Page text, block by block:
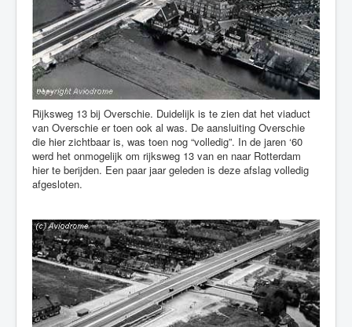
Rijksweg 13 bij Overschie. Duidelijk is te zien dat het viaduct
van Overschie er toen ook al was. De aansluiting Overschie
die hier zichtbaar is, was toen nog “volledig”. In de jaren ‘60
werd het onmogelijk om rijksweg 13 van en naar Rotterdam
hier te berijden. Een paar jaar geleden is deze afslag volledig
afgesloten.